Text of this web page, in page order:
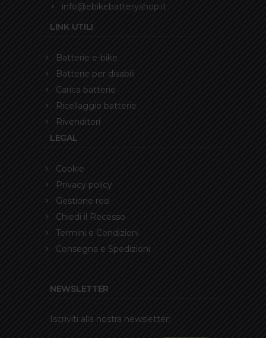
info@ebikebatteryshop.it
LINK UTILI
Batterie e-bike
Batterie per disabili
Carica batterie
Ricellaggio batterie
Rivenditori
LEGAL
Cookie
Privacy policy
Gestione resi
Chiedi il Recesso
Termini e Condizioni
Consegna e Spedizioni
NEWSLETTER
Iscriviti alla nostra newsletter: